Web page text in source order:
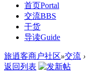
首页Portal
交流BBS
干货
导读Guide
旅逍客商户社区»交流 ›
返回列表